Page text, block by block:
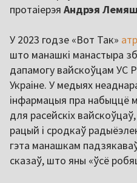
протаіерэя Андрэя
У 2023 годзе «Вот Так»
што манашкі манастыра
дапамогу вайскоўцам УС
Украіне. У медыях
інфармацыя пра набыццё
для расейскіх вайскоўцаў,
рацый і сродкаў
гэта манашкам
сказаў, што яны «ўсё